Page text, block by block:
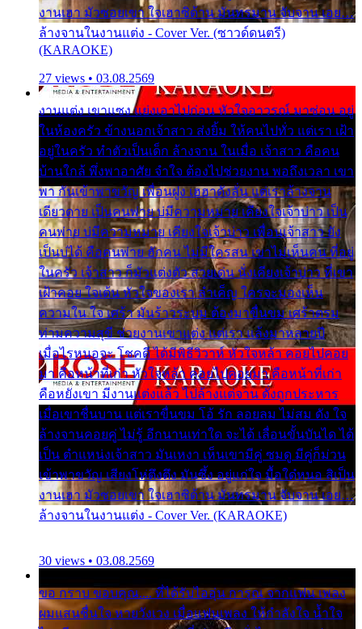
งานเฮา มัวซอยเขา ใจเฮาซิด้าน มันทรมาน จับจาน เอย…
ล้างจานในงานแต่ง - Cover Ver. (ซาวด์ดนตรี)
(KARAOKE)
27 views • 03.08.2569
งานแต่ง เขาแซง แย่งเอาไปก่อน หัวใจอาวรณ์ มาซ่อน อยู่
ในห้องครัว ข้างนอกเจ้าสาว ส่งยิ้ม ให้คนไปทั่ว แต่เรา เฝ้า
อยู่ในครัว ทำตัวเป็นเด็ก ล้างจาน ในเมื่อ เจ้าสาว คือคน
บ้านใกล้ พึ่งพาอาศัย จำใจ ต้องไปช่วยงาน พอถึงเวลา เขา
พา กันเข้าพาขวัญ เพื่อนฝูง เฮฮาดังลั่น แต่เราล้างจาน
เดียวดาย เป็นคนพ่าย บ่มีความหมาย เคียงใจเจ้าบ่าว เป็น
คนพ่าย บ่มีความหมาย เคียงใจเจ้าบ่าว เพื่อนเจ้าสาว ยัง
เป็นบ่ได้ คือคนพ่าย ฮักคน ไม่มีใครสน เขาไม่เห็นคน ที่อยู่
ในครัว เจ้าสาว ก็มัวแต่งตัว สวยเด่น นั่งเคียงเจ้าบ่าว ที่เขา
เฝ้าคอย ใจเต้น หัวใจของเรา ลำเค็ญ ใครจะมองเห็น
ความใน ใจ เศร้า มันร้าวระบม ต้องมาขื่นขม เศร้าตรม
ท่ามความสุขี ช่วยงานเขาแต่ง แต่เรา แล้งมาหลายปี
เมื่อไรหนอจะ โชคดี ได้มีพิธีวิวาห์ หัวใจหล้า คอยไปคอย
มา คือหน้าที่เก่า หัวใจหล้า คอยไปคอยมา คือหน้าที่เก่า
คือหยังเขา มีงานแต่งแล้ว ไปล้างแต่จาน ดั่งถูกประหาร
เมื่อเขาชื่นบาน แต่เราขื่นขม โอ้ รัก ลอยลม ไม่สม ดัง ใจ
ล้างจานคอยคู่ ไม่รู้ อีกนานเท่าใด จะได้ เลื่อนขั้นบันได ได้
เป็น ตำแหน่งเจ้าสาว มันเหงา เห็นเขามีคู่ ซมดู มีคู่ก็ม่วน
เข้าพาขวัญ เสียงโห่ตึงตึง มันซึ้ง อยู่แก่ใจ มื้อใด๋หนอ สิเป็น
งานเฮา มัวซอยเขา ใจเฮาซิด้าน มันทรมาน จับจาน เอย…
ล้างจานในงานแต่ง - Cover Ver. (KARAOKE)
30 views • 03.08.2569
ขอ กราบ ขอบคุณ.... ที่ได้รับไออุ่น การุณ จากแฟน เพลง
ผมแสนชื่นใจ หายวังเวง เมื่อแฟนเพลง ให้กำลังใจ น้ำใจ